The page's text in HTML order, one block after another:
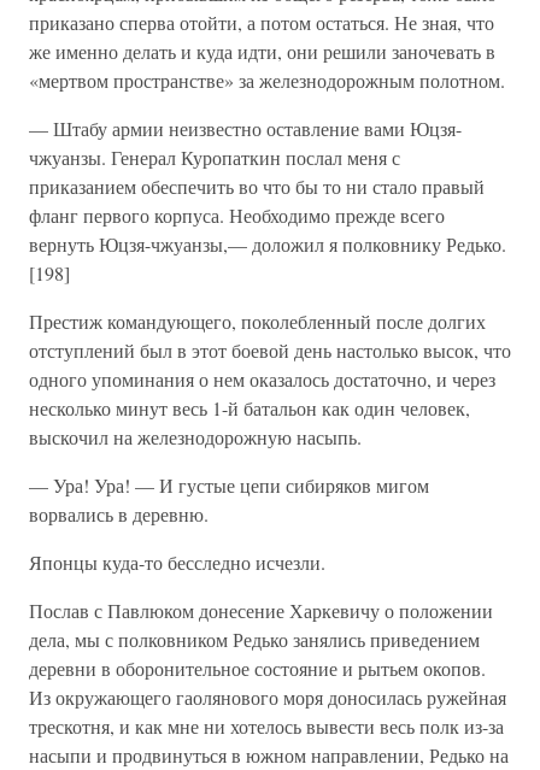
приказано сперва отойти, а потом остаться. Не зная, что
же именно делать и куда идти, они решили заночевать в
«мертвом пространстве» за железнодорожным полотном.
— Штабу армии неизвестно оставление вами Юцзя-
чжуанзы. Генерал Куропаткин послал меня с
приказанием обеспечить во что бы то ни стало правый
фланг первого корпуса. Необходимо прежде всего
вернуть Юцзя-чжуанзы,— доложил я полковнику Редько.
[198]
Престиж командующего, поколебленный после долгих
отступлений был в этот боевой день настолько высок, что
одного упоминания о нем оказалось достаточно, и через
несколько минут весь 1-й батальон как один человек,
выскочил на железнодорожную насыпь.
— Ура! Ура! — И густые цепи сибиряков мигом
ворвались в деревню.
Японцы куда-то бесследно исчезли.
Послав с Павлюком донесение Харкевичу о положении
дела, мы с полковником Редько занялись приведением
деревни в оборонительное состояние и рытьем окопов.
Из окружающего гаолянового моря доносилась ружейная
трескотня, и как мне ни хотелось вывести весь полк из-за
насыпи и продвинуться в южном направлении, Редько на